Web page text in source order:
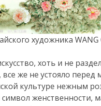
художника WANG
хоть и не
же не устояло перед
культуре нежным
женственности,